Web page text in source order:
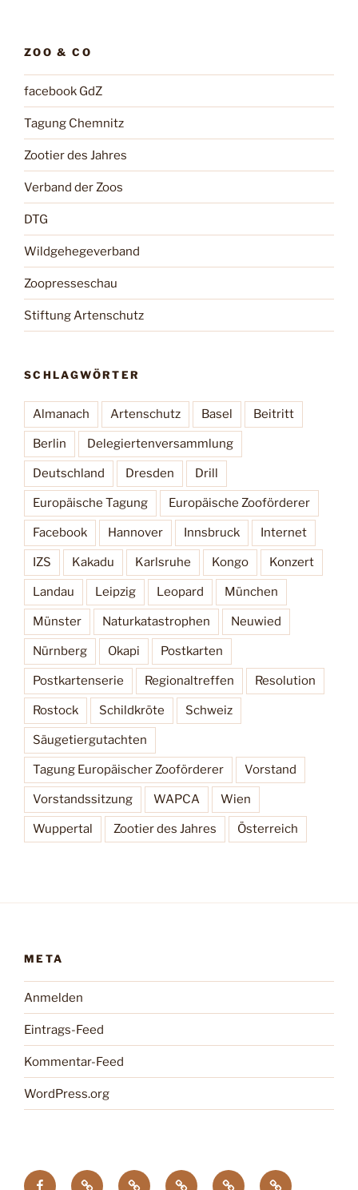
ZOO & CO
facebook GdZ
Tagung Chemnitz
Zootier des Jahres
Verband der Zoos
DTG
Wildgehegeverband
Zoopresseschau
Stiftung Artenschutz
SCHLAGWÖRTER
Almanach Artenschutz Basel Beitritt
Berlin Delegiertenversammlung
Deutschland Dresden Drill
Europäische Tagung Europäische Zooförderer
Facebook Hannover Innsbruck Internet
IZS Kakadu Karlsruhe Kongo Konzert
Landau Leipzig Leopard München
Münster Naturkatastrophen Neuwied
Nürnberg Okapi Postkarten
Postkartenserie Regionaltreffen Resolution
Rostock Schildkröte Schweiz
Säugetiergutachten
Tagung Europäischer Zooförderer Vorstand
Vorstandssitzung WAPCA Wien
Wuppertal Zootier des Jahres Österreich
META
Anmelden
Eintrags-Feed
Kommentar-Feed
WordPress.org
facebookTagung Zootier VerbandDTG